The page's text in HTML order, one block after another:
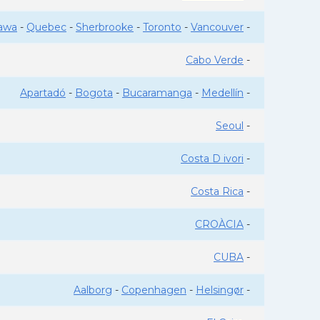
- Quebec - Sherbrooke - Toronto - Vancouver -
Cabo Verde -
Apartadó - Bogota - Bucaramanga - Medellín -
Seoul -
Costa D ivori -
Costa Rica -
CROÀCIA -
CUBA -
Aalborg - Copenhagen - Helsingør -